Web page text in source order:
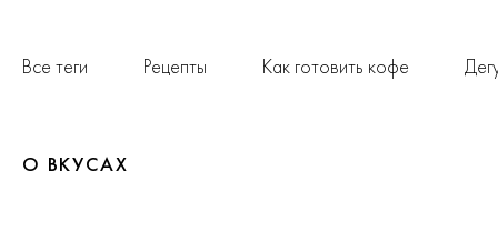
Все теги Рецепты Как готовить кофе
О ВКУСАХ